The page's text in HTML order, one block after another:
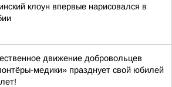
клоун впервые нарисовался в
движение добровольцев
медики» празднует свой юбилей